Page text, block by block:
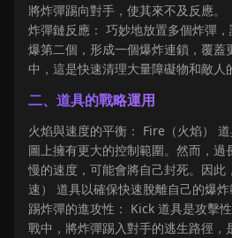
將炸彈踢向對手，使其來不及反應。
炸彈鏈反應： 巧妙地放置多個炸彈
爆第二個，形成一個爆炸連鎖，覆蓋
中，這是快速清理大量障礙物和敵人
二、道具的戰略運用
火焰與速度的平衡： Fire（火焰）
圖上擁有更大的控制範圍。然而，過
慢的速度，可能會將自己封死。因此
速） 道具以確保快速脫離自己的爆炸
踢炸彈的進攻性： Kick 道具是攻擊
戰中，將炸彈踢入對手的逃生路徑，